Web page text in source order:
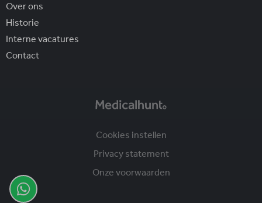
Over ons
Historie
Interne vacatures
Contact
Cookies instellen
Privacy statement
Onze voorwaarden